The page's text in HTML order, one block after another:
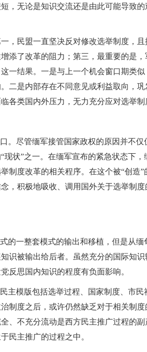
，无论是知识交流还是由此可能导致的
，民盟一直坚决反对修改选举制度，且
添了改革的阻力；第三，最重要的是，
一结果。一是与上一个机会窗口期类似
二是内部存在不同意见或利益取向，
各类国内外压力，无力充分应对选举制
。尽管缅军接管国家政权的原因并不仅
状”之一。在缅军宣布的紧急状态下，
制度改革的相关程序。在这个被“创造”
，积极地吸收、调用国外关于选举制度
的一整套模式的输出和移植，但是从缅
识被输出给后者。虽然充分的国际知识
反思国内知识的程度有负面影响。
主模版包括选举过程、国家制度、市民
制度之后，或许仍然缺乏对于相关制度
、不充分流动是西方民主推广过程的副
民主推广的过程之中。